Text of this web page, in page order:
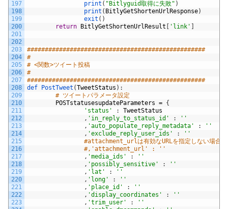
197
198
199
200
201
202
203
204
205
206
207
208
209
210
211
212
213
214
215
216
217
218
219
220
221
222
223
print ( "Bitlyguid取得に失敗" )
print ( BitlyGetShortenUrlResponse)
exit ( )
return
BitlyGetShortenUrlResult 'link'
##################################################
#
# <関数>ツイート投稿
#
##################################################
def
PostTweet (TweetStatus ) :
# ツイートパラメータ設定
POSTstatusesupdateParameters = {
'status'
:
TweetStatus
, 'in_reply_to_status_id' :
''
, 'auto_populate_reply_metadata' :
''
, 'exclude_reply_user_ids' :
''
#attachment_urlは有効なURLを指定しない場合
#,'attachment_url' : ''
, 'media_ids' :
''
, 'possibly_sensitive' :
''
, 'lat' :
''
, 'long' :
''
, 'place_id' :
''
, 'display_coordinates' :
''
, 'trim_user' :
''